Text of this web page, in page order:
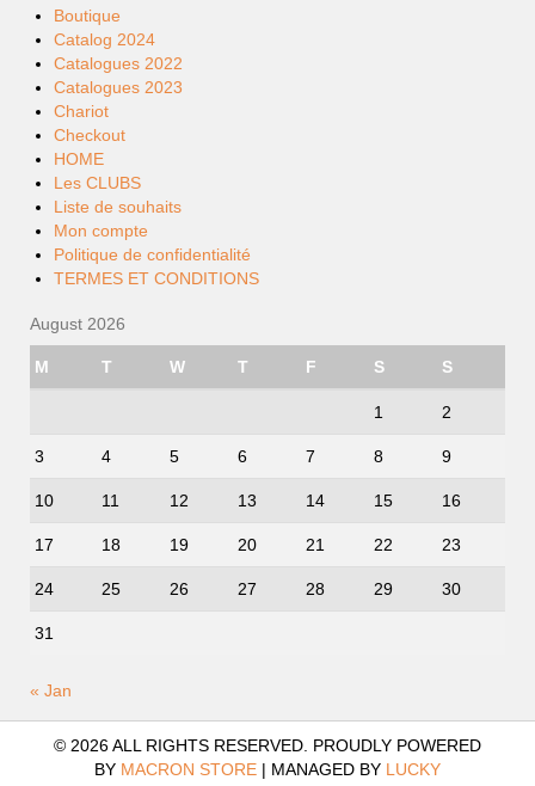
Boutique
Catalog 2024
Catalogues 2022
Catalogues 2023
Chariot
Checkout
HOME
Les CLUBS
Liste de souhaits
Mon compte
Politique de confidentialité
TERMES ET CONDITIONS
August 2026
M T W T F S S
1 2
3 4 5 6 7 8 9
10 11 12 13 14 15 16
17 18 19 20 21 22 23
24 25 26 27 28 29 30
31
« Jan
© 2026 ALL RIGHTS RESERVED. PROUDLY POWERED
BY MACRON STORE | MANAGED BY LUCKY